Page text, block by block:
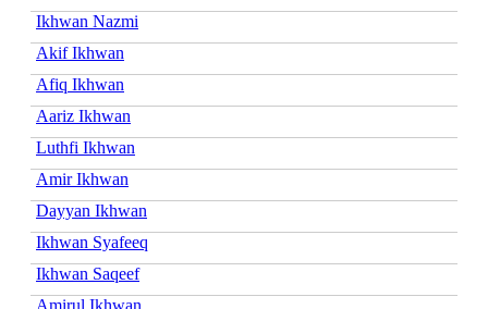
Ikhwan Nazmi
Akif Ikhwan
Afiq Ikhwan
Aariz Ikhwan
Luthfi Ikhwan
Amir Ikhwan
Dayyan Ikhwan
Ikhwan Syafeeq
Ikhwan Saqeef
Amirul Ikhwan